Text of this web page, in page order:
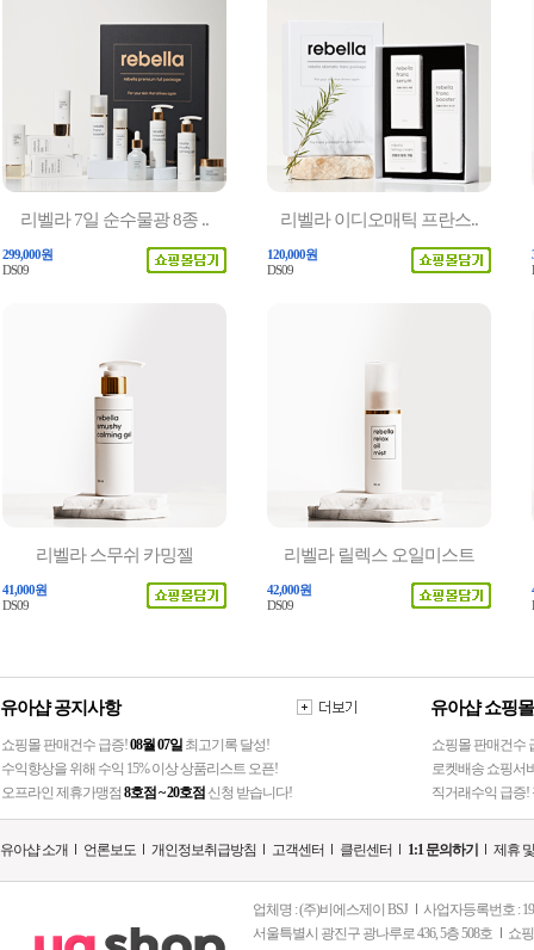
리벨라 7일 순수물광 8종 ..
299,000원
DS09
리벨라 이디오매틱 프란스..
120,000원
DS09
리벨라 스무쉬 카밍젤
41,000원
DS09
리벨라 릴렉스 오일미스트
42,000원
DS09
유아샵 공지사항
쇼핑몰 판매건수 급증!08월 07일 최고기록 달성!
수익향상을 위해 수익 15% 이상 상품리스트 오픈!
오프라인 제휴가맹점8호점 ~ 20호점 신청 받습니다!
유아샵 쇼핑
쇼핑몰 판매건수
로켓배송 쇼핑서
직거래수익 급증!
유아샵 소개 언론보도 개인정보취급방침 고객센터 클린센터 1:1 문의하기 제휴
업체명 : (주)비에스제이 BSJ
사업자등록번호 :
서울특별시 광진구 광나루로 436, 5층 508호
쇼